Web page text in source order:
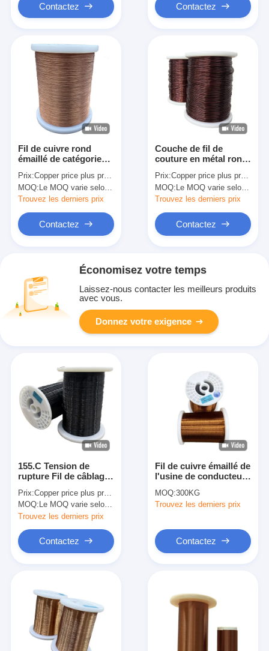
Contactez Contactez
Fil de cuivre rond
émaillé de catégorie
nominal AWG 46-11
Pour moteur général
Prix:Copper price plus processing fee plus freight
MOQ:Le MOQ varie selon la taille de la spécification
Trouvez les derniers prix
Contactez
Couche de fil de
couture en métal rond
imide HAI unique
Prix:Copper price plus processing fee plus freight
MOQ:Le MOQ varie selon la taille de la spécification
Trouvez les derniers prix
Contactez
Économisez votre temps
Laissez-nous contacter les meilleurs produits
avec vous.
Donnez votre exigence
155.C Tension de
rupture Fil de câblage
mm-0,5 mm d'isolation
Prix:Copper price plus processing fee plus freight
MOQ: Le MOQ varie selon la taille de la spécification
Trouvez les derniers prix
Contactez
Fil de cuivre émaillé de
l'usine de conducteurs
équipements
électriques et
MOQ:300KG
Trouvez les derniers prix
Contactez